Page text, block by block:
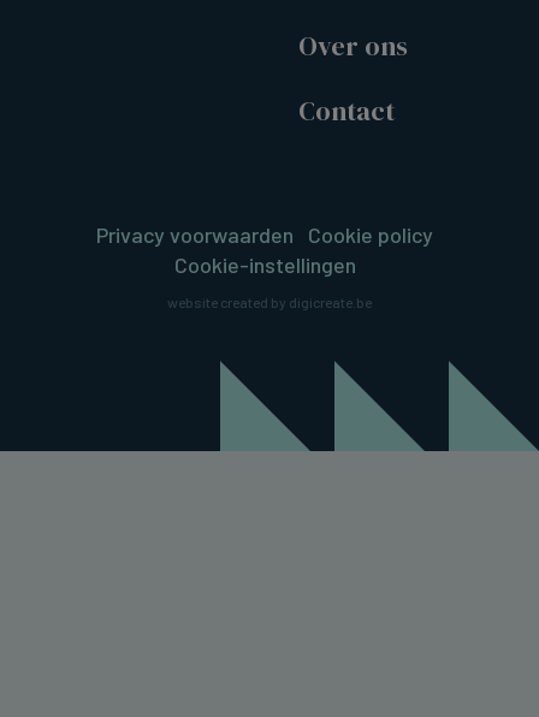
Over ons
Contact
Privacy voorwaarden
Cookie policy
Cookie-instellingen
website created by digicreate.be